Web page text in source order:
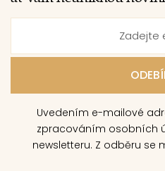
Uvedením e-mailové
zpracováním osobních
newsletteru. Z odběru se